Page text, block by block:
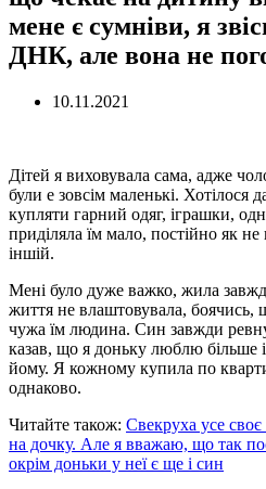
мене є сумніви, я
ДНК, але вона не
10.11.2021
Дітей я виховувала сама, адже
були е зовсім маленькі. Хотілося
купляти гарний одяг, іграшки,
приділяла їм мало, постійно як не
іншій.
Мені було дуже важко, жила
життя не влаштовувала, боячись,
чужа їм людина. Син завжди
казав, що я доньку люблю більше
йому. Я кожному купила по
однаково.
Читайте також: Свекруха усе
на дочку. Але я вважаю, що так
окрім доньки у неї є ще і син